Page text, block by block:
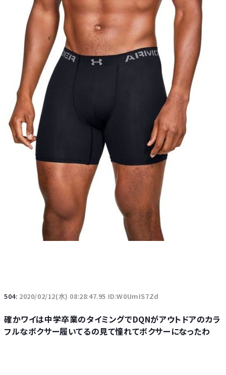
504: 2020/02/12(水) 08:28:47.95 ID:W0UmIS7Zd
確かワイは中学卒業のタイミングでDQNがアウトドアのカラ
フルなボクサー履いてるの見て憧れてボクサーになったわ